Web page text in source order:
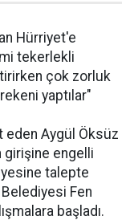
Hürriyet'e
tekerlekli
çok zorluk
yaptılar"
eden Aygül Öksüz
girişine engelli
talepte
Fen
başladı.